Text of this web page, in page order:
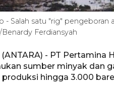
- Salah satu "rig" pengeboran
Benardy Ferdiansyah
- PT Pertamina
sumber minyak dan
hingga 3.000